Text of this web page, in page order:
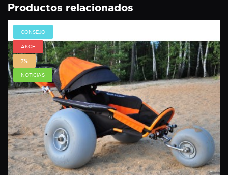
Productos relacionados
CONSEJO
AKCE
7%
NOTICIAS